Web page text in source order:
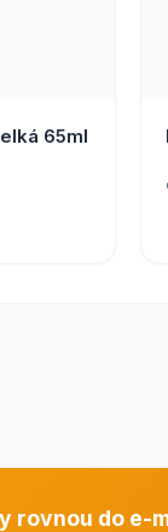
65ml
rovnou do e-